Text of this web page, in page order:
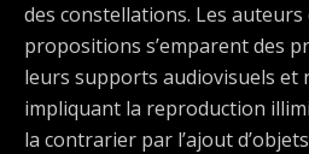
des constellations. Les
propositions s’emparent des
leurs supports audiovisuels et
impliquant la reproduction
la contrarier par l’ajout